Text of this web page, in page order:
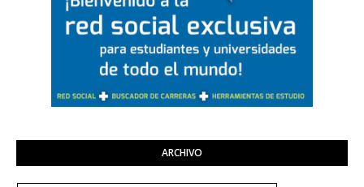
ARCHIVO